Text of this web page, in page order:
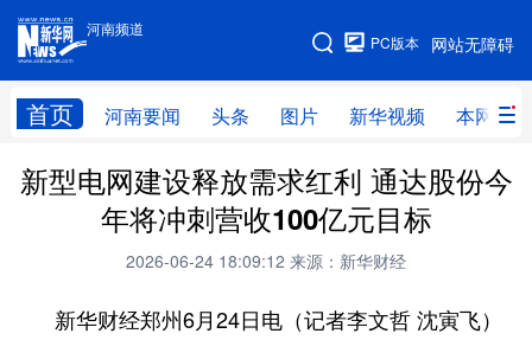
河南频道
网站无障碍
PC版本
首页 河南要闻 头条 图片 新华视频 本网原创
河南频道
网站地图
频道首页 河南要闻 头条
图片 本网原创 新华访谈
新华社记者看河南 领导活动报道集
廉政 人事 新华视频
新型电网建设释放需求红利 通达股份今
年将冲刺营收100亿元目标
2026-06-24 18:09:12 来源：新华财经
新华财经郑州6月24日电（记者李文哲 沈寅飞）